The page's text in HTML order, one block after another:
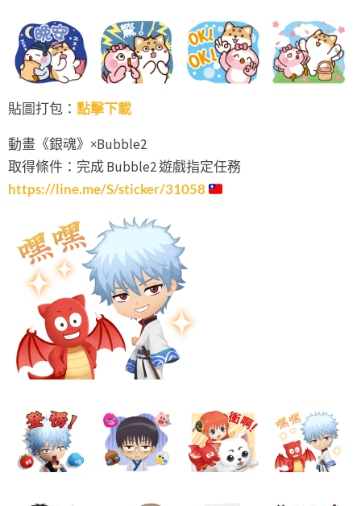
貼圖打包： 點擊下載
動畫《銀魂》×Bubble2
取得條件：完成 Bubble2 遊戲指定任務
https://line.me/S/sticker/31058